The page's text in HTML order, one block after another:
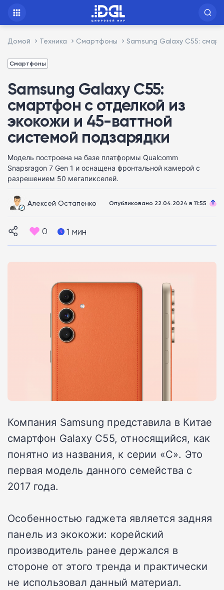
Домой Техника Смартфоны Samsung Galaxy C55:
Смартфоны
Samsung Galaxy C55:
смартфон с отделкой из
экокожи и 45-ваттной
системой подзарядки
Модель построена на базе платформы Qualcomm
Snapsragon 7 Gen 1 и оснащена фронтальной камерой с
разрешением 50 мегапикселей.
Алексей Остапенко Опубликовано 22.04.2024 в 11:55
0 1 мин
Компания Samsung представила в Китае
смартфон Galaxy C55, относящийся, как
понятно из названия, к серии «С». Это
первая модель данного семейства с
2017 года.
Особенностью гаджета является задняя
панель из экокожи: корейский
производитель ранее держался в
стороне от этого тренда и практически
не использовал данный материал.